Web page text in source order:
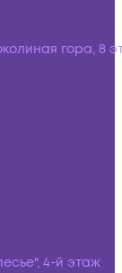
гора, 8
4-й этаж